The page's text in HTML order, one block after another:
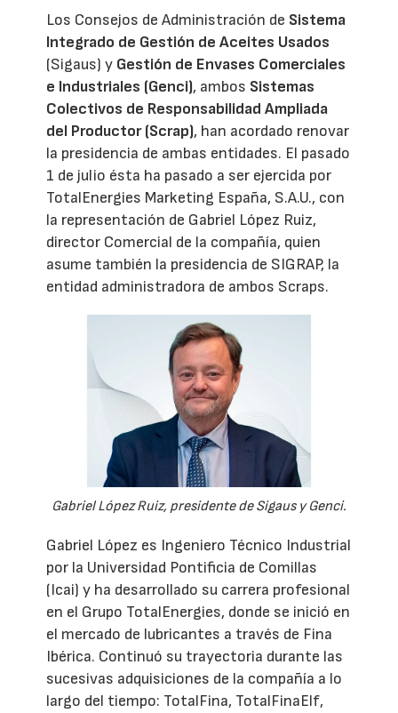
Los Consejos de Administración de Sistema
Integrado de Gestión de Aceites Usados
(Sigaus) y Gestión de Envases Comerciales
e Industriales (Genci), ambos Sistemas
Colectivos de Responsabilidad Ampliada
del Productor (Scrap), han acordado renovar
la presidencia de ambas entidades. El pasado
1 de julio ésta ha pasado a ser ejercida por
TotalEnergies Marketing España, S.A.U., con
la representación de Gabriel López Ruiz,
director Comercial de la compañía, quien
asume también la presidencia de SIGRAP, la
entidad administradora de ambos Scraps.
Gabriel López Ruiz, presidente de Sigaus y Genci.
Gabriel López es Ingeniero Técnico Industrial
por la Universidad Pontificia de Comillas
(Icai) y ha desarrollado su carrera profesional
en el Grupo TotalEnergies, donde se inició en
el mercado de lubricantes a través de Fina
Ibérica. Continuó su trayectoria durante las
sucesivas adquisiciones de la compañía a lo
largo del tiempo: TotalFina, TotalFinaElf,